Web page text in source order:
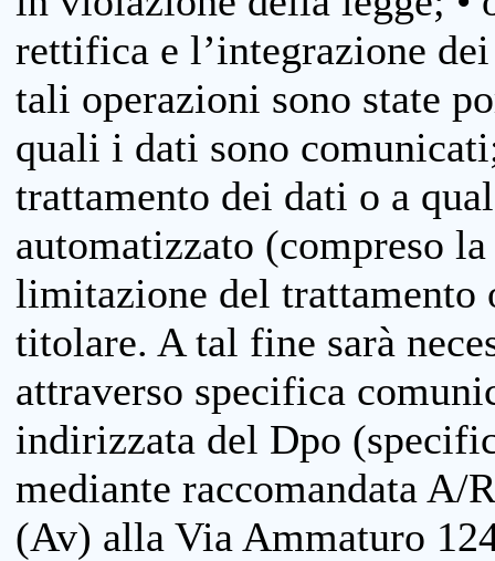
rettifica e l’integrazione
tali operazioni sono state
quali i dati sono
trattamento dei dati o a
automatizzato (compreso
limitazione del trattamento
titolare. A tal fine sarà
attraverso specifica
indirizzata del Dpo
mediante raccomandata
(Av) alla Via Ammaturo